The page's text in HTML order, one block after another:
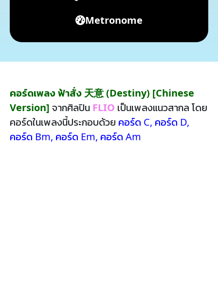
Metronome
คอร์ดเพลง ฟ้าสั่ง 天意 (Destiny) [Chinese
Version] จากศิลปิน FLIO เป็นเพลงแนวสากล โดย
คอร์ดในเพลงนี้ประกอบด้วย คอร์ด C, คอร์ด D,
คอร์ด Bm, คอร์ด Em, คอร์ด Am